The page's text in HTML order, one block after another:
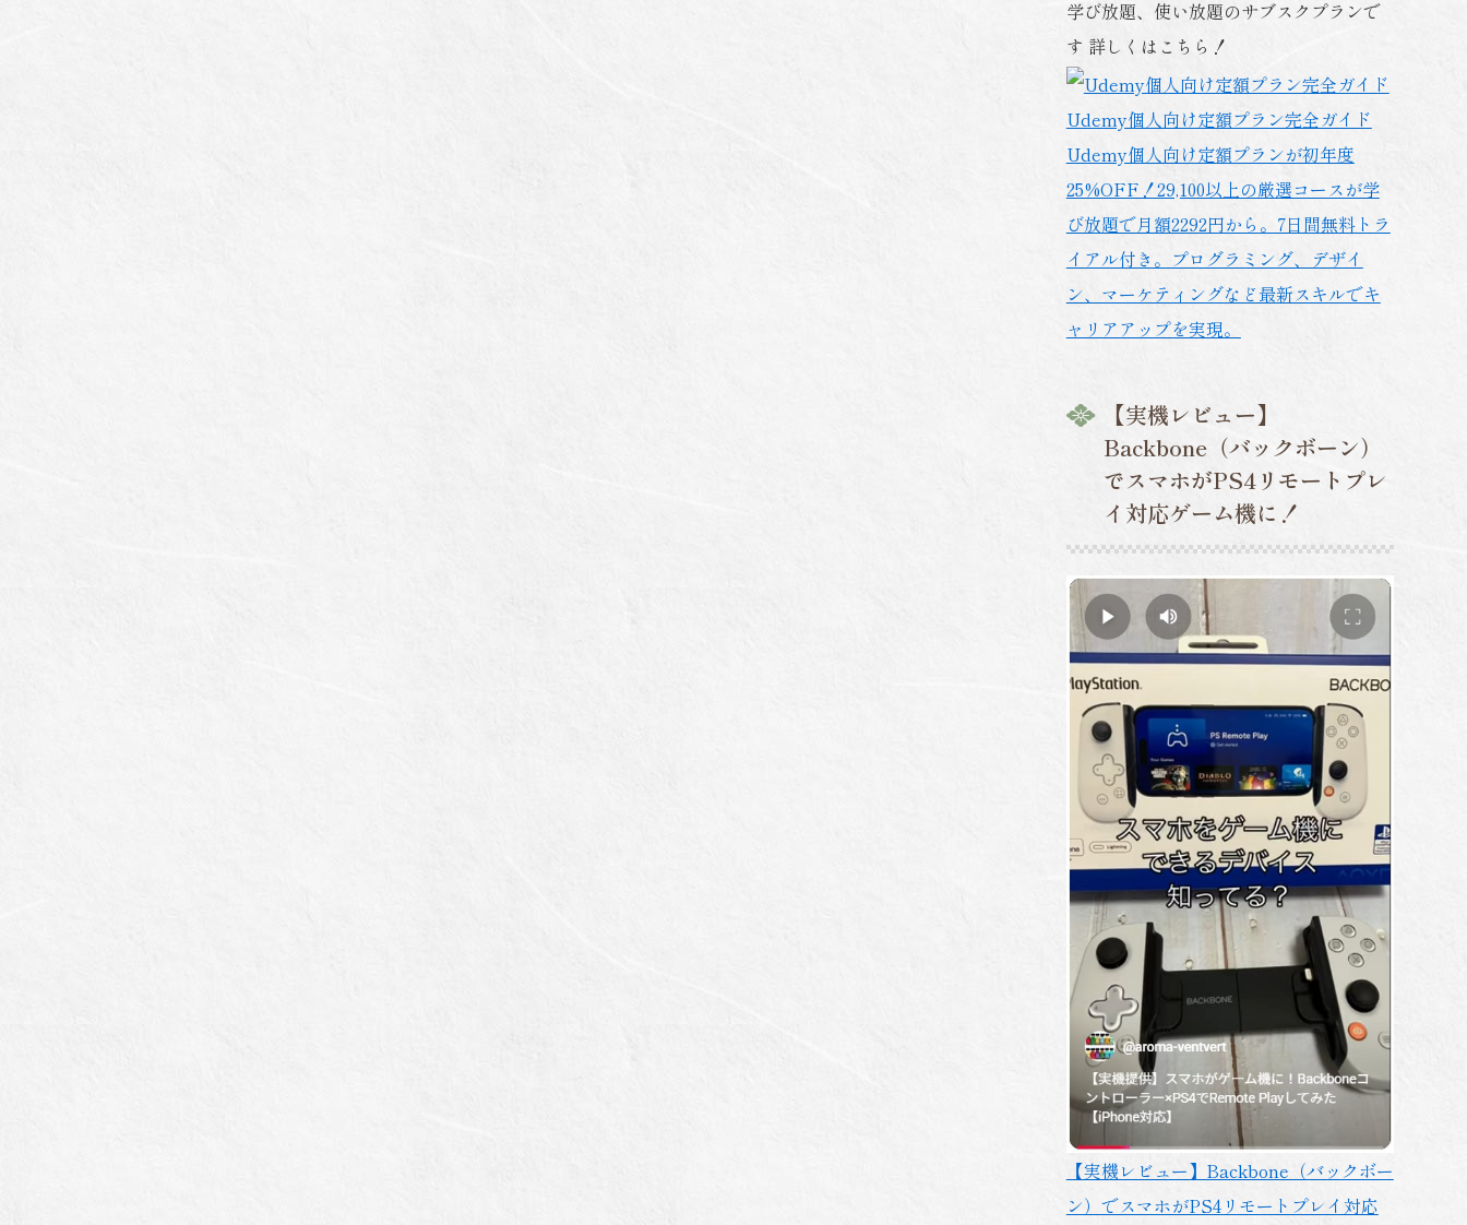
学び放題、使い放題のサブスクプランで
す 詳しくはこちら！
Udemy個人向け定額プラン完全ガイド
Udemy個人向け定額プランが初年度
25%OFF！29,100以上の厳選コースが学
び放題で月額2292円から。7日間無料トラ
イアル付き。プログラミング、デザイ
ン、マーケティングなど最新スキルでキ
ャリアアップを実現。
【実機レビュー】
Backbone（バックボーン）
でスマホがPS4リモートプレ
イ対応ゲーム機に！
【実機レビュー】Backbone（バックボー
ン）でスマホがPS4リモートプレイ対応